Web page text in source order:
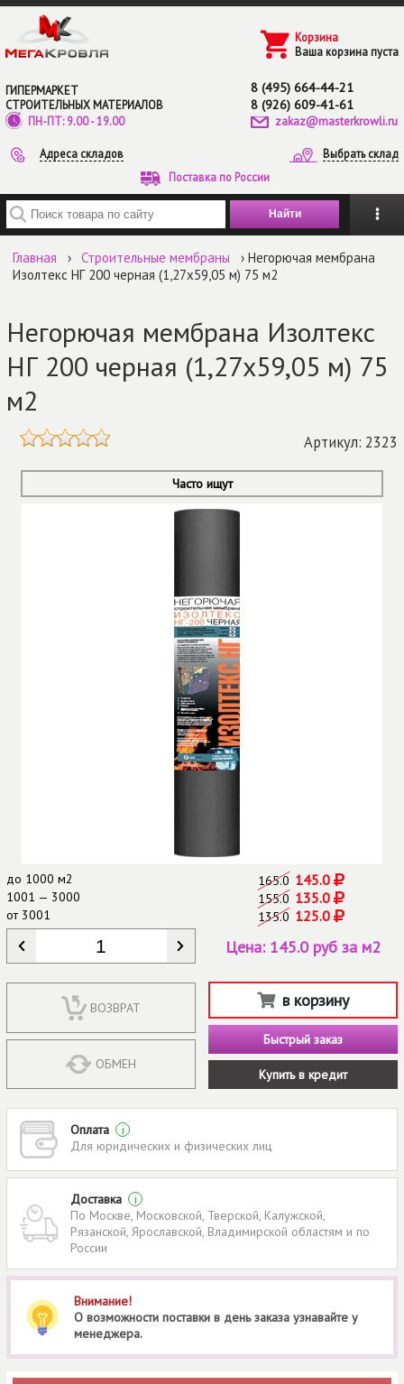
Перейти к основному содержанию
ГИПЕРМАРКЕТ
СТРОИТЕЛЬНЫХ МАТЕРИАЛОВ
ПН-ПТ: 9.00 - 19.00
8 (495) 664-44-21
8 (926) 609-41-61
zakaz@masterkrowli.ru
Адреса складов
Выбрать склад
Поставка по России
Корзина
Ваша корзина пуста
Введите ключевые слова для поиска
Главная › Строительные мембраны
› Негорючая мембрана
Изолтекс НГ 200 черная (1,27х59,05 м) 75 м2
Негорючая мембрана Изолтекс
НГ 200 черная (1,27х59,05 м) 75
м2
Артикул: 2323
Часто ищут
до 1000 м2 165.0 145.0
1001 — 3000 155.0 135.0
от3001 135.0 125.0
КОЛИЧЕСТВО
ВОЗВРАТ
ОБМЕН
Цена: 145.0 руб за м2
в корзину
Быстрый заказ
Купить в кредит
Оплата
i
Для юридических и физических лиц
Доставка
i
По Москве, Московской, Тверской, Калужской,
Рязанской, Ярославской, Владимирской областям и по
России
Внимание!
О возможности поставки в день заказа узнавайте у
менеджера.